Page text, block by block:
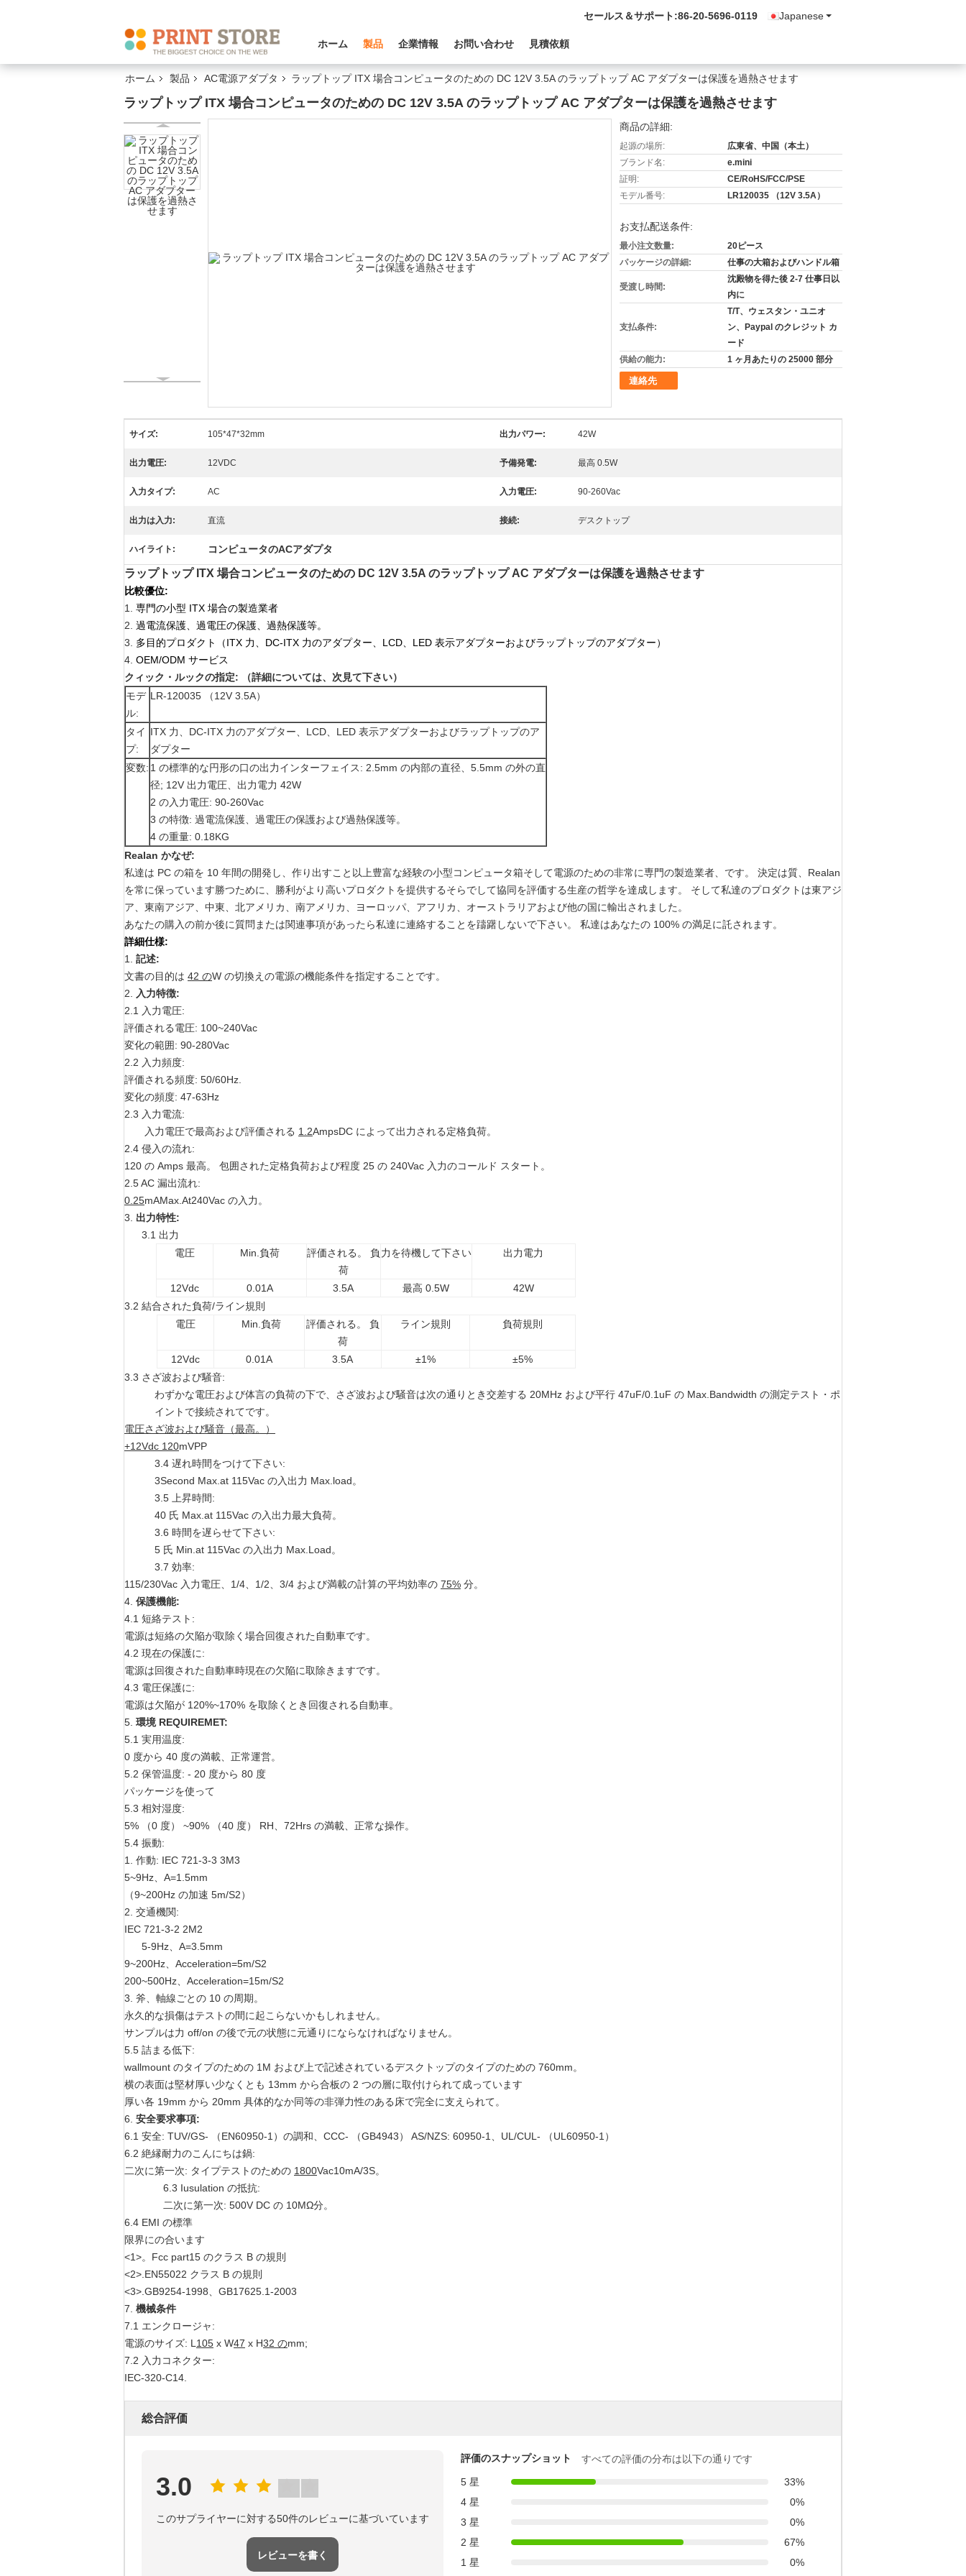
Japanese
セールス＆サポート:86-20-5696-0119
ホーム 製品 企業情報 お問い合わせ 見積依頼
ホーム 製品 AC電源アダプタ ラップトップ ITX 場合コンピュータのための DC 12V 3.5A のラップトップ AC アダプターは保護を過熱させます
ラップトップ ITX 場合コンピュータのための DC 12V 3.5A のラップトップ AC アダプターは保護を過熱させます
商品の詳細:
起源の場所:
広東省、中国（本土）
ブランド名:
e.mini
証明:
CE/RoHS/FCC/PSE
モデル番号:
LR120035 （12V 3.5A）
お支払配送条件:
最小注文数量:
20ピース
パッケージの詳細:
仕事の大箱およびハンドル箱
受渡し時間:
沈殿物を得た後 2-7 仕事日以
内に
支払条件:
T/T、ウェスタン・ユニオ
ン、Paypal のクレジット カ
ード
供給の能力:
1 ヶ月あたりの 25000 部分
連絡先
サイズ: 105*47*32mm 出力パワー: 42W
出力電圧: 12VDC 予備発電: 最高 0.5W
入力タイプ: AC 入力電圧: 90-260Vac
出力は入力: 直流 接続: デスクトップ
ハイライト: コンピュータのACアダプタ
ラップトップ ITX 場合コンピュータのための DC 12V 3.5A のラップトップ AC アダプターは保護を過熱させます
比較優位:
1. 専門の小型 ITX 場合の製造業者
2. 過電流保護、過電圧の保護、過熱保護等。
3. 多目的プロダクト（ITX 力、DC-ITX 力のアダプター、LCD、LED 表示アダプターおよびラップトップのアダプター）
4. OEM/ODM サービス
クィック・ルックの指定: （詳細については、次見て下さい）
モデ
ル:
LR-120035 （12V 3.5A）
タイ
プ:
ITX 力、DC-ITX 力のアダプター、LCD、LED 表示アダプターおよびラップトップのア
ダプター
変数: 1 の標準的な円形の口の出力インターフェイス: 2.5mm の内部の直径、5.5mm の外の直
径; 12V 出力電圧、出力電力 42W
2 の入力電圧: 90-260Vac
3 の特徴: 過電流保護、過電圧の保護および過熱保護等。
4 の重量: 0.18KG
Realan かなぜ:
私達は PC の箱を 10 年間の開発し、作り出すこと以上豊富な経験の小型コンピュータ箱そして電源のための非常に専門の製造業者、です。 決定は質、Realan
を常に保っています勝つために、勝利がより高いプロダクトを提供するそらでして協同を評価する生産の哲学を達成します。 そして私達のプロダクトは東アジ
ア、東南アジア、中東、北アメリカ、南アメリカ、ヨーロッパ、アフリカ、オーストラリアおよび他の国に輸出されました。
あなたの購入の前か後に質問または関連事項があったら私達に連絡することを躊躇しないで下さい。 私達はあなたの 100% の満足に託されます。
詳細仕様:
1. 記述:
文書の目的は 42 のW の切換えの電源の機能条件を指定することです。
2.
入力特徴:
2.1 入力電圧:
評価される電圧: 100~240Vac
変化の範囲: 90-280Vac
2.2 入力頻度:
評価される頻度: 50/60Hz.
変化の頻度: 47-63Hz
2.3 入力電流:
入力電圧で最高および評価される 1.2AmpsDC によって出力される定格負荷。
2.4 侵入の流れ:
120 の Amps 最高。 包囲された定格負荷および程度 25 の 240Vac 入力のコールド スタート。
2.5 AC 漏出流れ:
0.25mAMax.At240Vac の入力。
3. 出力特性:
3.1 出力
電圧
Min.負荷
評価される。 負
荷
力を待機して下さい 出力電力
12Vdc 0.01A 3.5A 最高 0.5W
42W
3.2 結合された負荷/ライン規則
電圧
Min.負荷
評価される。 負
荷
ライン規則 負荷規則
12Vdc 0.01A 3.5A ±1%
±5%
3.3 さざ波および騒音:
わずかな電圧および体言の負荷の下で、さざ波および騒音は次の通りとき交差する 20MHz および平行 47uF/0.1uF の Max.Bandwidth の測定テスト・ポ
イントで接続されてです。
電圧さざ波および騒音（最高。）
+12Vdc 120mVPP
3.4 遅れ時間をつけて下さい:
3Second Max.at 115Vac の入出力 Max.load。
3.5 上昇時間:
40 氏 Max.at 115Vac の入出力最大負荷。
3.6 時間を遅らせて下さい:
5 氏 Min.at 115Vac の入出力 Max.Load。
3.7 効率:
115/230Vac 入力電圧、1/4、1/2、3/4 および満載の計算の平均効率の 75% 分。
4. 保護機能:
4.1 短絡テスト:
電源は短絡の欠陥が取除く場合回復された自動車です。
4.2 現在の保護に:
電源は回復された自動車時現在の欠陥に取除きますです。
4.3 電圧保護に:
電源は欠陥が 120%~170% を取除くとき回復される自動車。
5. 環境 REQUIREMET:
5.1 実用温度:
0 度から 40 度の満載、正常運営。
5.2 保管温度: - 20 度から 80 度
パッケージを使って
5.3 相対湿度:
5% （0 度） ~90% （40 度） RH、72Hrs の満載、正常な操作。
5.4 振動:
1. 作動: IEC 721-3-3 3M3
5~9Hz、A=1.5mm
（9~200Hz の加速 5m/S2）
2. 交通機関:
IEC 721-3-2 2M2
5-9Hz、A=3.5mm
9~200Hz、Acceleration=5m/S2
200~500Hz、Acceleration=15m/S2
3. 斧、軸線ごとの 10 の周期。
永久的な損傷はテストの間に起こらないかもしれません。
サンプルは力 off/on の後で元の状態に元通りにならなければなりません。
5.5 詰まる低下:
wallmount のタイプのための 1M および上で記述されているデスクトップのタイプのための 760mm。
横の表面は堅材厚い少なくとも 13mm から合板の 2 つの層に取付けられて成っています
厚い各 19mm から 20mm 具体的なか同等の非弾力性のある床で完全に支えられて。
6. 安全要求事項:
6.1 安全: TUV/GS- （EN60950-1）の調和、CCC- （GB4943） AS/NZS: 60950-1、UL/CUL- （UL60950-1）
6.2 絶縁耐力のこんにちは鍋:
二次に第一次: タイプテストのための 1800Vac10mA/3S。
6.3 Iusulation の抵抗:
二次に第一次: 500V DC の 10MΩ分。
6.4 EMI の標準
限界にの合います
<1>。Fcc part15 のクラス B の規則
<2> .EN55022 クラス B の規則
<3> .GB9254-1998、GB17625.1-2003
7. 機械条件
7.1 エンクロージャ:
電源のサイズ: L 105 x W47 x H32 のmm;
7.2 入力コネクター:
IEC-320-C14.
総合評価
3.0
このサプライヤーに対する50件のレビューに基づいています
レビューを書く
評価のスナップショット
すべての評価の分布は以下の通りです
5 星
33%
4 星
0%
3 星
0%
2 星
67%
1 星
0%